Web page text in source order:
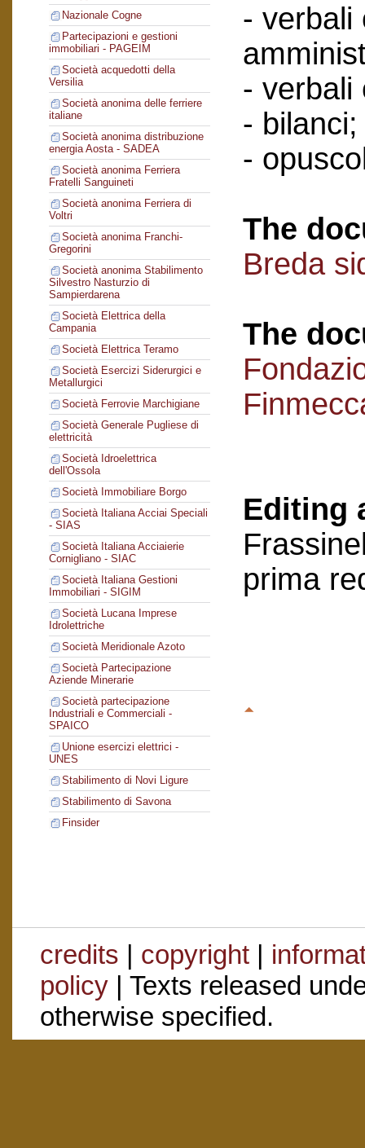
Nazionale Cogne
Partecipazioni e gestioni
immobiliari - PAGEIM
Società acquedotti della
Versilia
Società anonima delle ferriere
italiane
Società anonima distribuzione
energia Aosta - SADEA
Società anonima Ferriera
Fratelli Sanguineti
Società anonima Ferriera di
Voltri
Società anonima Franchi-
Gregorini
Società anonima Stabilimento
Silvestro Nasturzio di
Sampierdarena
Società Elettrica della
Campania
Società Elettrica Teramo
Società Esercizi Siderurgici e
Metallurgici
Società Ferrovie Marchigiane
Società Generale Pugliese di
elettricità
Società Idroelettrica
dell'Ossola
Società Immobiliare Borgo
Società Italiana Acciai Speciali
- SIAS
Società Italiana Acciaierie
Cornigliano - SIAC
Società Italiana Gestioni
Immobiliari - SIGIM
Società Lucana Imprese
Idrolettriche
Società Meridionale Azoto
Società Partecipazione
Aziende Minerarie
Società partecipazione
Industriali e Commerciali -
SPAICO
Unione esercizi elettrici -
UNES
Stabilimento di Novi Ligure
Stabilimento di Savona
Finsider
- verbali
- verbali
- bilanci;
-
The
Breda
The
Editing
prima
credits | copyright|
policy| Texts released
otherwise specified.